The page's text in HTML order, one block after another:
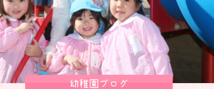
幼稚園ブログ